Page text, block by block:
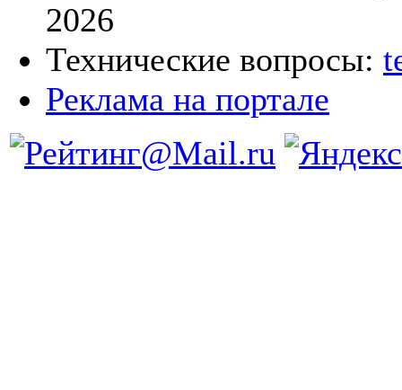
2026
Технические вопросы:
Реклама на портале